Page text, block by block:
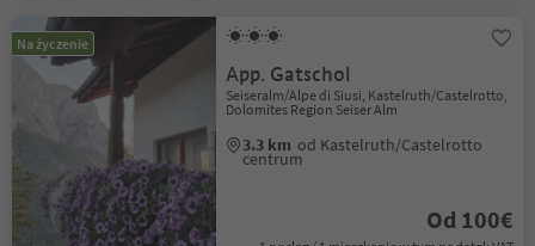
Na życzenie
App. Gatschol
Seiseralm/Alpe di Siusi, Kastelruth/Castelrotto,
Dolomites Region Seiser Alm
3.3 km od Kastelruth/Castelrotto
centrum
Od 100€